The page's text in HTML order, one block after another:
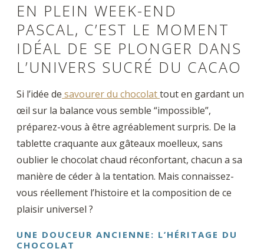
EN PLEIN WEEK-END
PASCAL, C’EST LE MOMENT
IDÉAL DE SE PLONGER DANS
L’UNIVERS SUCRÉ DU CACAO
Si l’idée de savourer du chocolattout en gardant un
œil sur la balance vous semble “impossible”,
préparez-vous à être agréablement surpris. De la
tablette craquante aux gâteaux moelleux, sans
oublier le chocolat chaud réconfortant, chacun a sa
manière de céder à la tentation. Mais connaissez-
vous réellement l’histoire et la composition de ce
plaisir universel ?
UNE DOUCEUR ANCIENNE: L’HÉRITAGE DU
CHOCOLAT